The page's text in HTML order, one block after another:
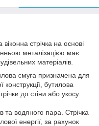
стрічка на основі
металізацією має
матеріалів.
смуга призначена для
конструкції, бутилова
до стіни або укосу.
та водяного пара. Стрічка
енергії, за рахунок